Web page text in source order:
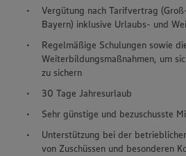
Vergütung nach Tarifvertrag
Bayern) inklusive Urlaubs- und
Regelmäßige Schulungen sowie
Weiterbildungsmaßnahmen, um
zu sichern
30 Tage Jahresurlaub
Sehr günstige und bezuschusste
Unterstützung bei der
von Zuschüssen und besonderen